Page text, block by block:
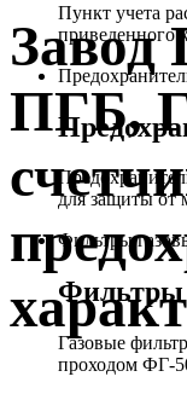
Пункт учета
приведенного
для защиты от
Фильтры
Фильтры
Газовые
проходом ФГ-
ПГБ,